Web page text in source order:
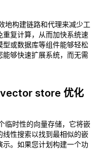
地构建链路和代理来减少工
复计算，从而加快系统速
或数据库等组件能够轻松
够快速扩展系统，而无需
store 优化
临时性的向量存储，它将嵌
线性搜索以找到最相似的嵌
示。如果您计划构建一个功